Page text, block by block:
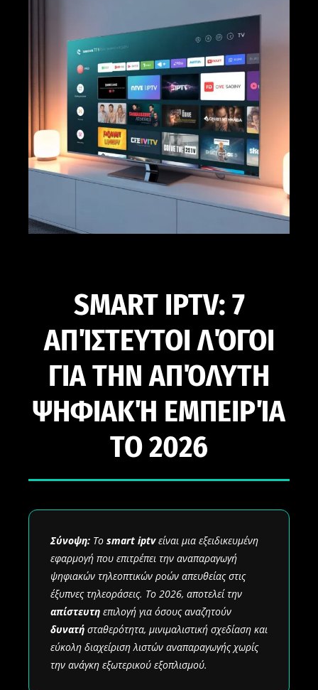
SMART IPTV: 7
ΑΠΊΣΤΕΥΤΟΙ ΛΌΓΟΙ
ΓΙΑ ΤΗΝ ΑΠΌΛΥΤΗ
ΨΗΦΙΑΚΉ ΕΜΠΕΙΡΊΑ
ΤΟ 2026
Σύνοψη: Το smart iptvείναι μια εξειδικευμένη
εφαρμογή που επιτρέπει την αναπαραγωγή
ψηφιακών τηλεοπτικών ροών απευθείας στις
έξυπνες τηλεοράσεις. Το 2026, αποτελεί την
απίστευτη επιλογή για όσους αναζητούν
δυνατή σταθερότητα, μινιμαλιστική σχεδίαση και
εύκολη διαχείριση λιστών αναπαραγωγής χωρίς
την ανάγκη εξωτερικού εξοπλισμού.